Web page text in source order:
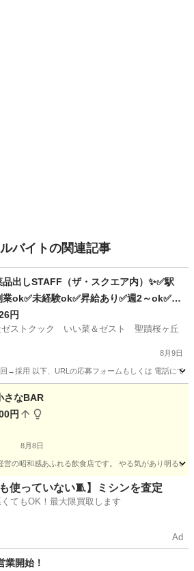
バイトの関連記事
出しSTAFF（ザ・スクエア内）✨✅駅
業ok✅未経験ok✅昇給あり✅週2～ok✅扶
円
ゼストクック いい菜＆ゼスト 聖蹟桜ヶ丘
8月9日
→採用 以下、URLの応募フォームもしくは 電話にて
さなBAR
円
8月8日
営の昭和感あふれる飲食店です。 やる気があり明る
BAR
も使っていない🧵】ミシンを査定
てもOK！最大限買取します
Ad
業開始！